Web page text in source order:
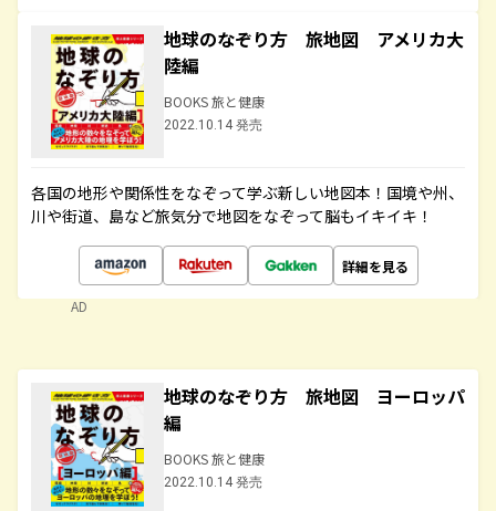
地球のなぞり方 旅地図 アメリカ大
陸編
BOOKS 旅と健康
2022.10.14 発売
各国の地形や関係性をなぞって学ぶ新しい地図本！国境や州、
川や街道、島など旅気分で地図をなぞって脳もイキイキ！
詳細を見る
AD
地球のなぞり方 旅地図 ヨーロッパ
編
BOOKS 旅と健康
2022.10.14 発売